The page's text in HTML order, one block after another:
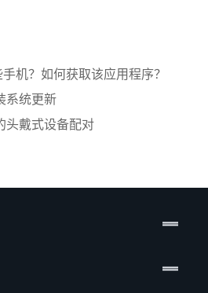
机？如何获取该应用程序？
系统更新
头戴式设备配对